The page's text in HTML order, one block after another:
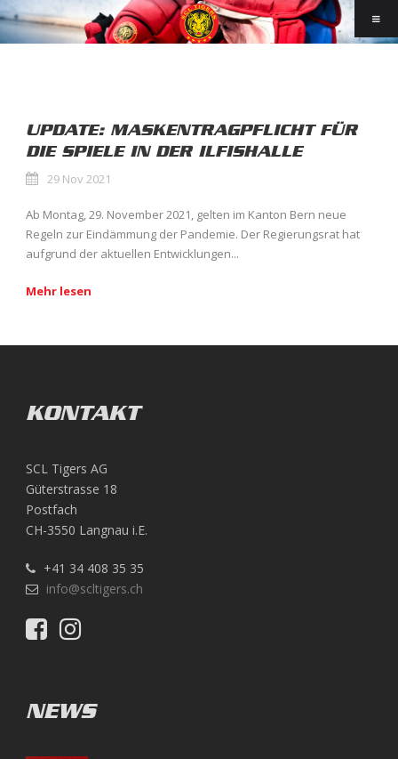
UPDATE: MASKENTRAGPFLICHT FÜR
DIE SPIELE IN DER ILFISHALLE
29 Nov 2021
Ab Montag, 29. November 2021, gelten im Kanton Bern neue
Regeln zur Eindämmung der Pandemie. Der Regierungsrat hat
aufgrund der aktuellen Entwicklungen...
Mehr lesen
KONTAKT
SCL Tigers AG
Güterstrasse 18
Postfach
CH-3550 Langnau i.E.
+41 34 408 35 35
info@scltigers.ch
NEWS